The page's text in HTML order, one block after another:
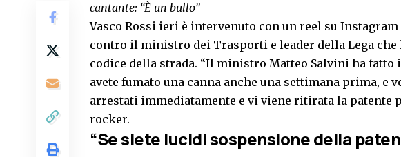
cantante: “È un bullo”
Vasco Rossi ieri è intervenuto con un reel su
contro il ministro dei Trasporti e leader della Lega
codice della strada. “Il ministro Matteo Salvini ha fatto
avete fumato una canna anche una settimana prima, e
arrestati immediatamente e vi viene ritirata la patente
rocker.
“Se siete lucidi sospensione della